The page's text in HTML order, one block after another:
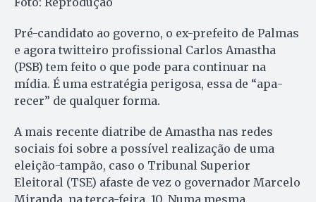
Pré-candidato ao governo, o ex-prefeito de Pal­mas
e agora twitteiro profissional Carlos Amas­tha
(PSB) tem feito o que po­de para continuar na
mídia. É uma estratégia perigosa, essa de “apa­
recer” de qualquer forma.
A mais recente diatribe de Amas­tha nas redes
sociais foi so­bre a possível realização de uma
elei­ção-tampão, caso o Tribunal Su­perior
Eleitoral (TSE) afaste de vez o governador Marcelo